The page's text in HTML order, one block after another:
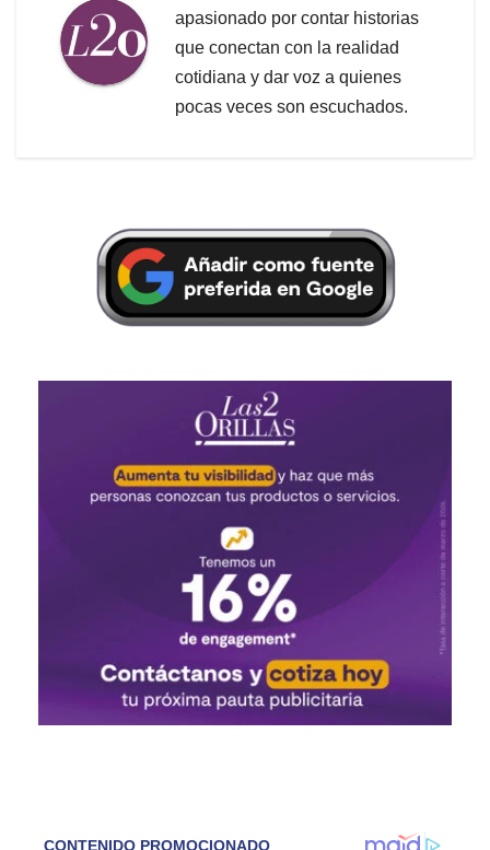
apasionado por contar historias
que conectan con la realidad
cotidiana y dar voz a quienes
pocas veces son escuchados.